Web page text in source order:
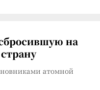
на
атомной